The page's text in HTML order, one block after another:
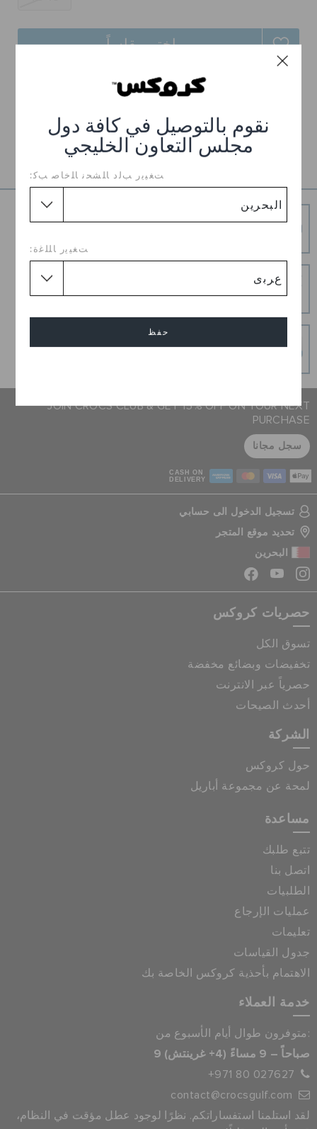
نقوم بالتوصيل في كافة دول
مجلس التعاون الخليجي
ﺖﻐﻴﻳﺭ ﺐﻟﺩ ﺎﻠﺸﺤﻧ ﺎﻠﺧﺎﺻ ﺐﻛ:
ﺖﻐﻴﻳﺭ ﺎﻠﻠﻏﺓ:
حفظ
اختر مقاساً
توصيل مجاني على جميع الطلبيات.
تفاصيل المنتج
شحن مجاني
هل غيرت رأيك؟ لا تقلق. عملية الإرجاع المجانية لدينا تجعل
JOIN CROCS CLUB & GET 15% OFF ON YOUR NEXT
PURCHASE
سجل مجانا
CASH ON
DELIVERY
تسجيل الدخول الى حسابي
تحديد موقع المتجر
البحرين
حصريات كروكس
تسوق الكل
تخفيضات وبضائع مخفضة
حصرياً عبر الانترنت
أحدث الصيحات
الشركة
حول كروكس
لمحة عن مجموعة أباريل
مساعدة
تتبع طلبك
اتصل بنا
الطلبيات
عمليات الإرجاع
تعليمات
جدول القياسات
الاهتمام بأحذية كروكس الخاصة بك
خدمة العملاء
متوفرون طوال أيام الأسبوع من:
9 صباحاً – 9 مساءً (4+ غرينتش)
+971 80 027627
contact@crocsgulf.com
لقد استلمنا استفساراتكم. نظرًا لوجود عطل مؤقت في النظام،